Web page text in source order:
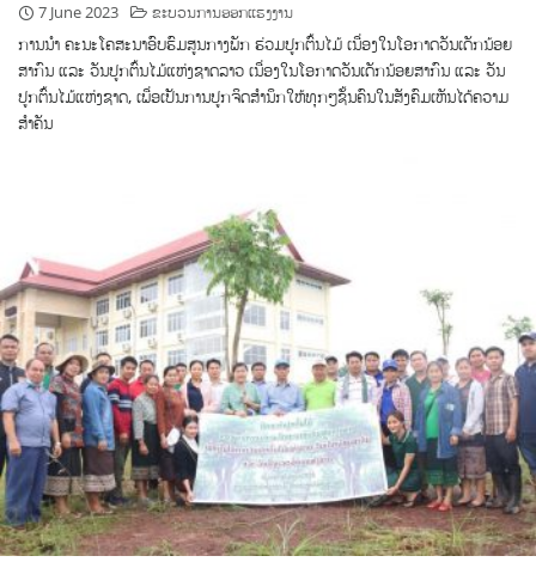
7 June 2023 ຂະບວນການອອກແຮງງານ
ການນໍາ ຄະນະໂຄສະນາອົບຮົມສູນກາງພັກ ຮ່ວມປູກຕົ້ນໄມ້ ເນື່ອງໃນໂອກາດວັນເດັກນ້ອຍ
ສາກົນ ແລະ ວັນປູກຕົ້ນໄມ້ແຫ່ງຊາດລາວ ເນື່ອງໃນໂອກາດວັນເດັກນ້ອຍສາກົນ ແລະ ວັນ
ປູກຕົ້ນໄມ້ແຫ່ງຊາດ, ເພື່ອເປັນການປູກຈິດສໍານຶກໃຫ້ທຸກໆຊັ້ນຄົນໃນສັງຄົມເຫັນໄດ້ຄວາມ
ສໍາຄັນ